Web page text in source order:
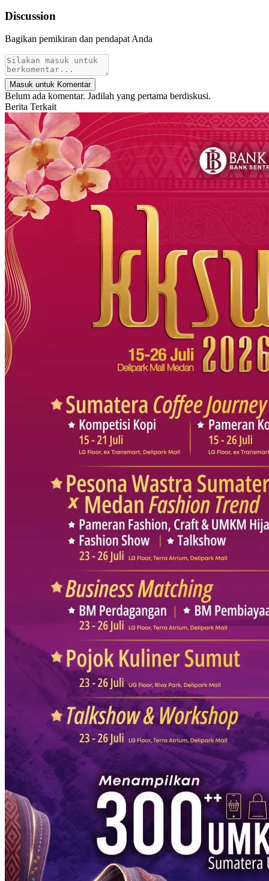
Discussion
Bagikan pemikiran dan pendapat Anda
Masuk untuk Komentar
Belum ada komentar. Jadilah yang pertama berdiskusi.
Berita Terkait